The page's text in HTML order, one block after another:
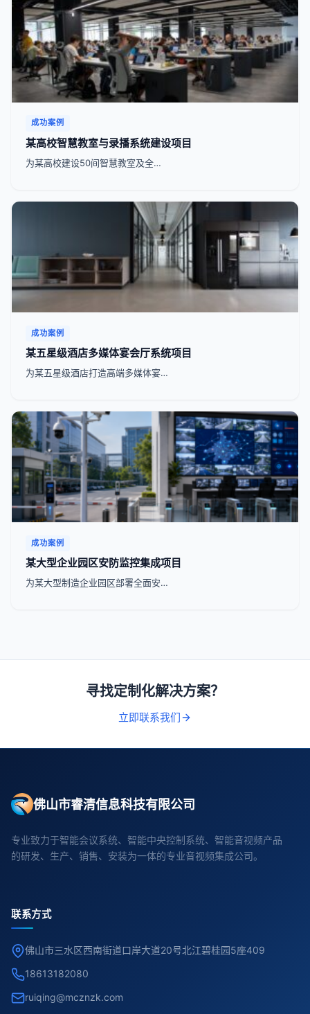
成功案例
某高校智慧教室与录播系统建设项目
为某高校建设50间智慧教室及全…
成功案例
某五星级酒店多媒体宴会厅系统项目
为某五星级酒店打造高端多媒体宴…
成功案例
某大型企业园区安防监控集成项目
为某大型制造企业园区部署全面安…
寻找定制化解决方案？
立即联系我们
佛山市睿清信息科技有限公司
专业致力于智能会议系统、智能中央控制系统、智能音视频产品
的研发、生产、销售、安装为一体的专业音视频集成公司。
联系方式
佛山市三水区西南街道口岸大道20号北江碧桂园5座409
18613182080
ruiqing@mcznzk.com